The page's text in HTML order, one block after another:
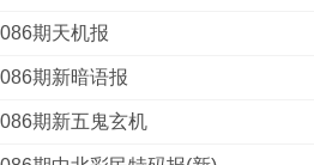
086期天机报
086期新暗语报
086期新五鬼玄机